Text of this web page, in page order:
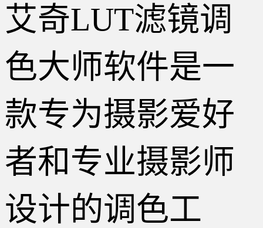
艾奇LUT滤镜调
色大师软件是一
款专为摄影爱好
者和专业摄影师
设计的调色工